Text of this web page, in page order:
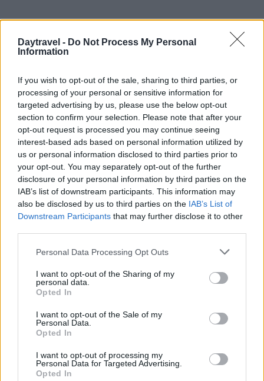
Daytravel - Do Not Process My Personal
Information
If you wish to opt-out of the sale, sharing to third parties, or
processing of your personal or sensitive information for
targeted advertising by us, please use the below opt-out
section to confirm your selection. Please note that after your
opt-out request is processed you may continue seeing
interest-based ads based on personal information utilized by
us or personal information disclosed to third parties prior to
your opt-out. You may separately opt-out of the further
disclosure of your personal information by third parties on the
IAB’s list of downstream participants. This information may
also be disclosed by us to third parties on the IAB’s List of
Downstream Participants that may further disclose it to other
Please note that this website/app uses one or more Google
not limited to your visit or usage behaviour. You may click to
grant or deny consent to Google and its third-party tags to
use your data for below specified purposes in below Google
consent section.
Personal Data Processing Opt Outs
I want to opt-out of the Sharing of my
personal data.
Opted In
I want to opt-out of the Sale of my
Personal Data.
Opted In
I want to opt-out of processing my
Personal Data for Targeted Advertising.
Opted In
AUTORE
Alessandro Tassinari
pieno di timbri, riscrisse un percorso alpino
dopo un incontro al Rifugio Garelli: oggi cura
storie di viaggio in chiave narrativa. In
redazione predilige longform, sostiene
l'attenzione al paesaggio e conserva un
taccuino logoro con mappe disegnate a
mano.